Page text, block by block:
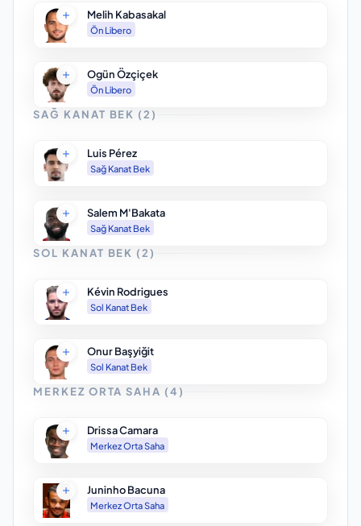
Melih Kabasakal
Ön Libero
Ogün Özçiçek
Ön Libero
SAĞ KANAT BEK (2)
Luis Pérez
Sağ Kanat Bek
Salem M'Bakata
Sağ Kanat Bek
SOL KANAT BEK (2)
Kévin Rodrigues
Sol Kanat Bek
Onur Başyiğit
Sol Kanat Bek
MERKEZ ORTA SAHA (4)
Drissa Camara
Merkez Orta Saha
Juninho Bacuna
Merkez Orta Saha